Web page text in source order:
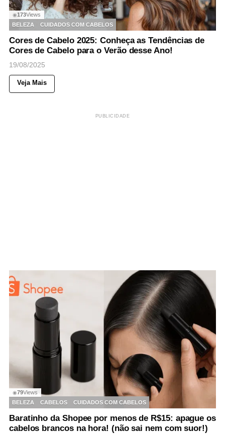
◉173Views
BELEZA
CUIDADOS COM CABELOS
Cores de Cabelo 2025: Conheça as Tendências de
Cores de Cabelo para o Verão desse Ano!
19/08/2025
Veja Mais
PUBLICIDADE
◉79Views
BELEZA
CABELOS CUIDADOS COM CABELOS
Baratinho da Shopee por menos de R$15: apague os
cabelos brancos na hora! (não sai nem com suor!)